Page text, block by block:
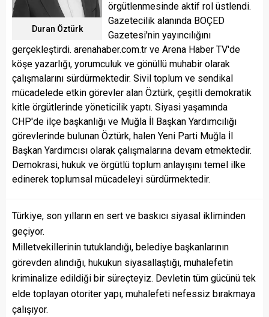
Duran Öztürk
örgütlenmesinde aktif rol üstlendi.
Gazetecilik alanında BOÇED
Gazetesi'nin yayıncılığını
gerçekleştirdi. arenahaber.com.tr ve Arena Haber TV'de
köşe yazarlığı, yorumculuk ve gönüllü muhabir olarak
çalışmalarını sürdürmektedir. Sivil toplum ve sendikal
mücadelede etkin görevler alan Öztürk, çeşitli demokratik
kitle örgütlerinde yöneticilik yaptı. Siyasi yaşamında
CHP'de ilçe başkanlığı ve Muğla İl Başkan Yardımcılığı
görevlerinde bulunan Öztürk, halen Yeni Parti Muğla İl
Başkan Yardımcısı olarak çalışmalarına devam etmektedir.
Demokrasi, hukuk ve örgütlü toplum anlayışını temel ilke
edinerek toplumsal mücadeleyi sürdürmektedir.
Türkiye, son yılların en sert ve baskıcı siyasal ikliminden
geçiyor.
Milletvekillerinin tutuklandığı, belediye başkanlarının
görevden alındığı, hukukun siyasallaştığı, muhalefetin
kriminalize edildiği bir süreçteyiz. Devletin tüm gücünü tek
elde toplayan otoriter yapı, muhalefeti nefessiz bırakmaya
çalışıyor.